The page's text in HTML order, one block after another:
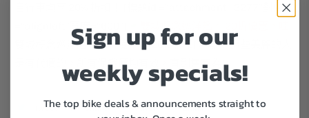
自行車均享 20% 折扣！ [標題id =“attachment_3277”對齊
=“alignleft”寬度=“600”]
雙城概念巡洋艦。所有雙子城 20% 折扣[/標題] 這些美麗的人
是有代價的。所有促銷價均有效，直到售完為止！
Tweet Share Pin It Email
Sign up for our
weekly specials!
The top bike deals & announcements straight to